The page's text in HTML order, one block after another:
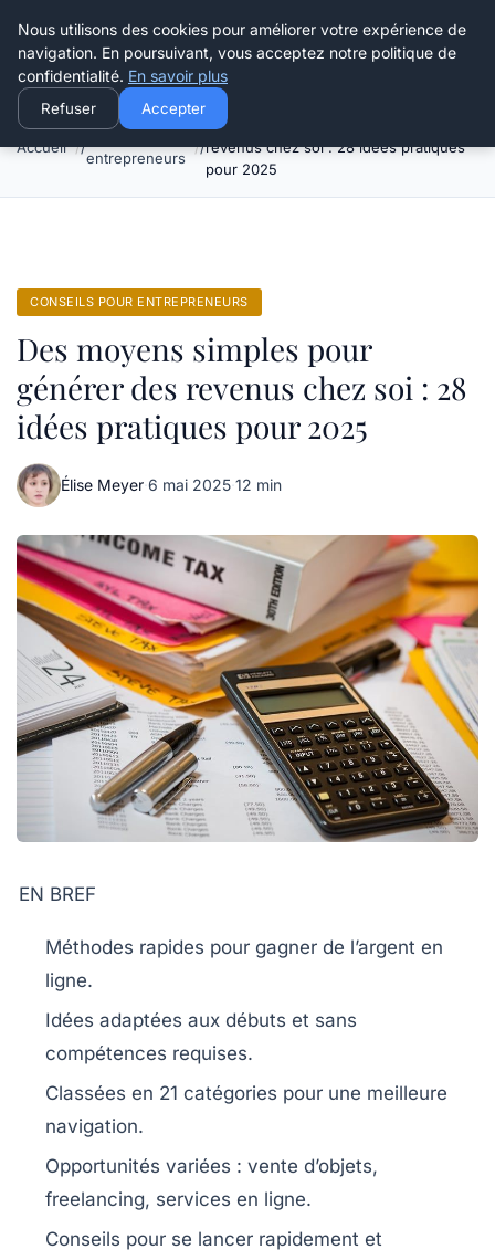
Henry Panky
Accueil
entrepreneurs
Des moyens simples pour générer des
revenus chez soi : 28 idées pratiques
pour 2025
CONSEILS POUR ENTREPRENEURS
Des moyens simples pour
générer des revenus chez soi : 28
idées pratiques pour 2025
Élise Meyer·6 mai 2025·12 min
EN BREF
Méthodes rapides pour gagner de l’argent en
ligne.
Idées adaptées aux débuts et sans
compétences requises.
Classées en 21 catégories pour une meilleure
navigation.
Opportunités variées : vente d’objets,
freelancing, services en ligne.
Conseils pour se lancer rapidement et
Nous utilisons des cookies pour améliorer votre expérience de
navigation. En poursuivant, vous acceptez notre politique de
confidentialité. En savoir plus
Refuser Accepter